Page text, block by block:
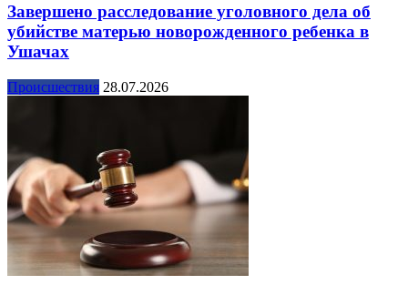
Завершено расследование уголовного дела об
убийстве матерью новорожденного ребенка в
Ушачах
Происшествия 28.07.2026